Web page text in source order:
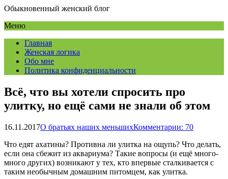
Обыкновенный женский блог
Меню
Главная
Женская логика
Обо мне
Политика конфиденциальности
Всё, что вы хотели спросить про
улитку, но ещё сами не знали об этом
16.11.2017О братьях наших меньшихКомментарии: 70
Что едят ахатины? Противна ли улитка на ощупь? Что делать,
если она сбежит из аквариума? Такие вопросы (и ещё много-
много других) возникают у тех, кто впервые сталкивается с
таким необычным домашним питомцем, как улитка.